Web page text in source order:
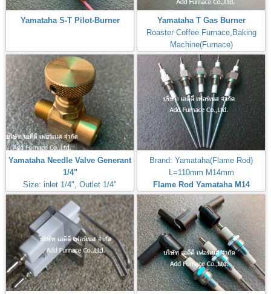
Yamataha S-T Pilot-Burner
Yamataha T Gas Burner
Roaster Coffee Furnace,Baking
Machine(Furnace)
Yamataha Needle Valve Generant
1/4"
Size: inlet 1/4", Outlet 1/4"
Max Inlet
Pressure:50PSI(3,5Bar,350kPa)
Brand: Yamataha(Flame Rod)
L=110mm M14mm
Flame Rod Yamataha M14
L110mm